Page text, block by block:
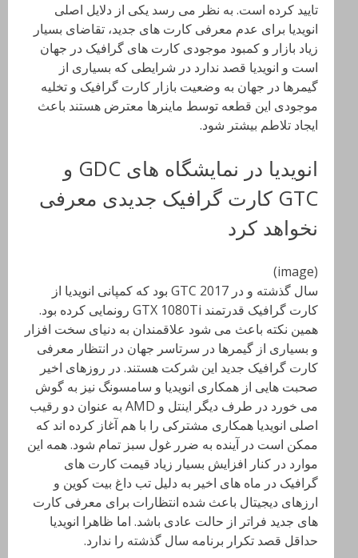
تایید کرده است. به نظر می رسد یکی از دلایل اصلی
انویدیا برای عدم معرفی کارت های جدید، تقاضای بسیار
زیاد بازار و کمبود موجودی کارت های گرافیک در جهان
است و انویدیا قصد ندارد در شرایطی که بسیاری از
گیمرها در جهان به وضعیت بازار کارت گرافیک و تخلیه
موجودی این قطعه توسط ماینرها معترض هستند باعث
ایجاد تلاطم بیشتر شود.
انویدیا در نمایشگاه های GDC و
GTC کارت گرافیک جدیدی معرفی
نخواهد کرد
(image)
سال گذشته و در GTC 2017 بود که کمپانی انویدیا از
کارت گرافیک قدرتمند GTX 1080Ti رونمایی کرده بود.
همین نکته باعث می شود علاقمندان به دنیای سخت افزار
و بسیاری از گیمرها در سرتاسر جهان در انتظار معرفی
کارت گرافیک جدید این شرکت هستند. در روزهای اخیر
صحبت هایی از همکاری انویدیا و سامسونگ نیز به گوش
می خورد در طرف دیگر اینتل و AMD به عنوان دو رقیب
اصلی انویدیا همکاری مشترکی را با هم آغاز کرده اند که
ممکن است در آینده به ضرر غول سبز تمام شود. همه این
موارد در کنار افزایش بسیار زیاد قیمت کارت های
گرافیک در ماه های اخیر به دلیل تب داغ بیت کوین و
ارزهای دیجیتال باعث شده انتظارات برای معرفی کارت
های جدید فراتر از حالت عادی باشد. اما ظاهرا انویدیا
حداقل قصد تکرار برنامه سال گذشته را ندارد.